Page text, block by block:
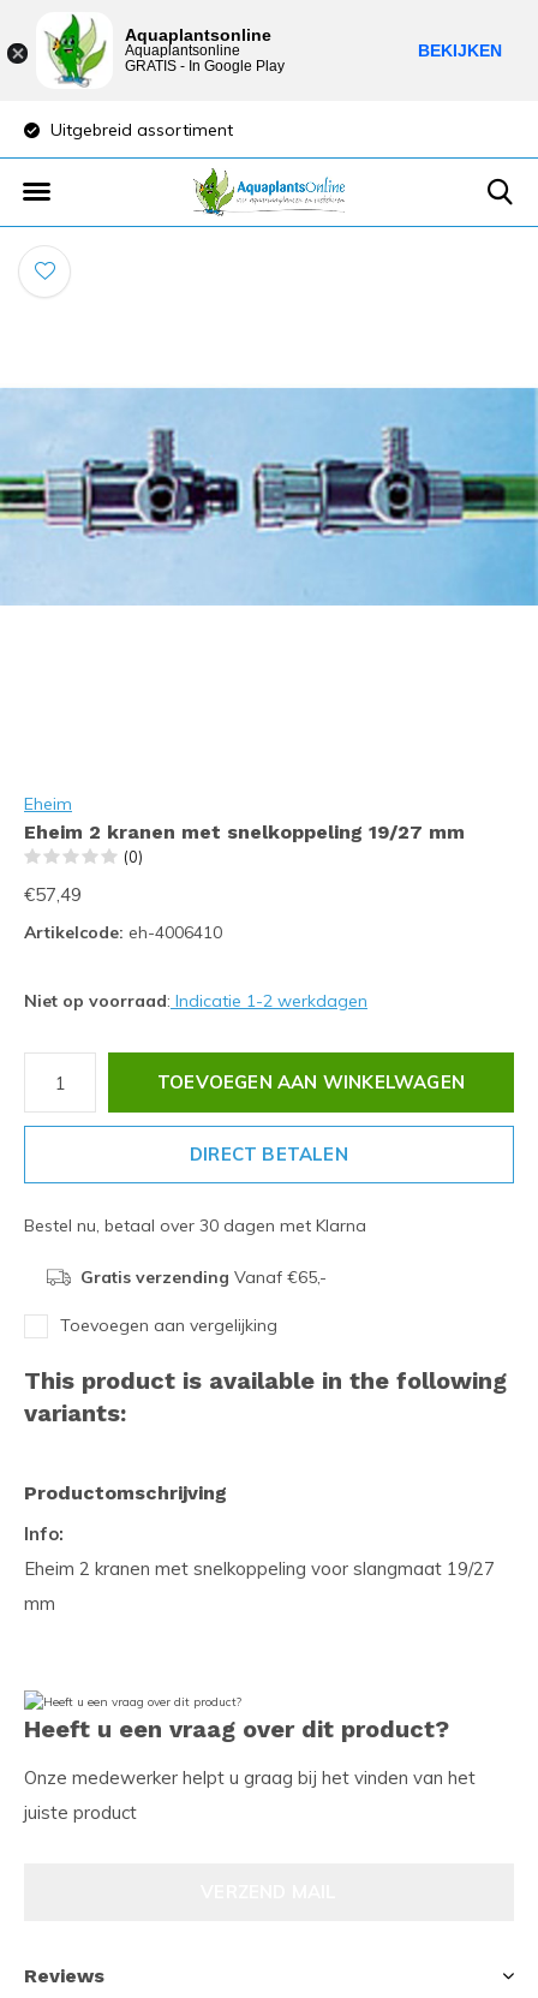
Uitgebreid assortiment
Eheim
Eheim 2 kranen met snelkoppeling 19/27 mm
(0)
€57,49
Artikelcode: eh-4006410
Niet op voorraad: Indicatie 1-2 werkdagen
TOEVOEGEN AAN WINKELWAGEN
DIRECT BETALEN
Bestel nu, betaal over 30 dagen met Klarna
Gratis verzending Vanaf €65,-
Toevoegen aan vergelijking
This product is available in the following
variants:
Productomschrijving
Info:
Eheim 2 kranen met snelkoppeling voor slangmaat 19/27
mm
Heeft u een vraag over dit product?
Onze medewerker helpt u graag bij het vinden van het
juiste product
Reviews
Aquaplantsonline
Aquaplantsonline
GRATIS - In Google Play
BEKIJKEN